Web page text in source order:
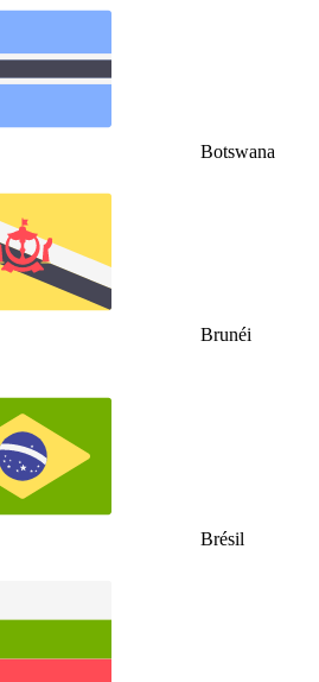
Botswana
Brunéi
Brésil